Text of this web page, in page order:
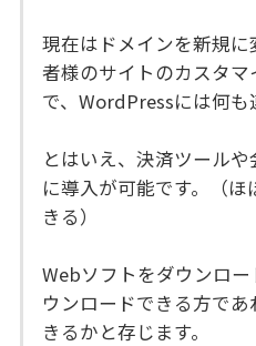
現在はドメインを新規
者様のサイトのカスタ
で、WordPressには何も
とはいえ、決済ツール
に導入が可能です。（
きる）
Webソフトをダウンロ
ウンロードできる方で
きるかと存じます。